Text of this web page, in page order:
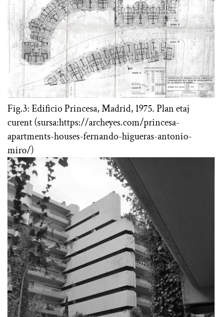
Fig.3: Edificio Princesa, Madrid, 1975. Plan etaj
curent (sursa:https://archeyes.com/princesa-
apartments-houses-fernando-higueras-antonio-
miro/)